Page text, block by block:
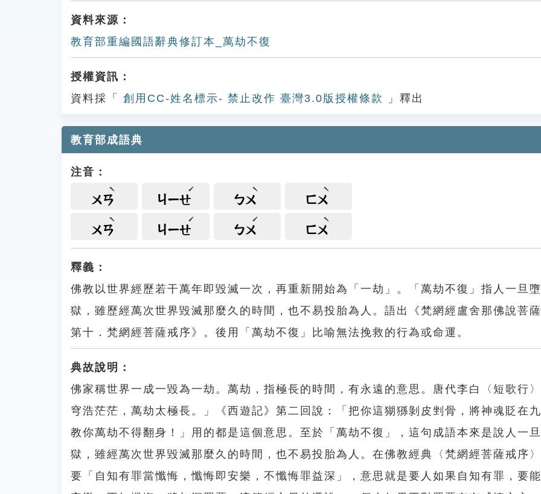
資料來源：
教育部重編國語辭典修訂本_萬劫不復
授權資訊：
資料採「
創用CC-姓名標示- 禁止改作 臺灣3.0版授權條款 」釋出
教育部成語典
注音：
ㄨㄢ ㄐㄧㄝ ㄅㄨ ㄈㄨ
ㄨㄢ ㄐㄧㄝ ㄅㄨ ㄈㄨ
釋義：
佛教以世界經歷若干萬年即毀滅一次，再重新開始為「一劫」。「萬劫不復」指人一旦
獄，雖歷經萬次世界毀滅那麼久的時間，也不易投胎為人。語出《梵網經盧舍那佛說菩
第十．梵網經菩薩戒序》。後用「萬劫不復」比喻無法挽救的行為或命運。
典故說明：
佛家稱世界一成一毀為一劫。萬劫，指極長的時間，有永遠的意思。唐代李白〈短歌行
穹浩茫茫，萬劫太極長。」《西遊記》第二回說：「把你這猢猻剝皮剉骨，將神魂貶在
教你萬劫不得翻身！」用的都是這個意思。至於「萬劫不復」，這句成語本來是說人一
獄，雖經萬次世界毀滅那麼久的時間，也不易投胎為人。在佛教經典〈梵網經菩薩戒序
要「自知有罪當懺悔，懺悔即安樂，不懺悔罪益深」，意思就是要人如果自知有罪，要